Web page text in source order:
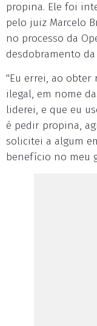
propina. Ele foi
pelo juiz Marcelo
no processo da
desdobramento da
"Eu errei, ao obter
ilegal, em nome
liderei, e que eu
é pedir propina,
solicitei a algum
benefício no meu